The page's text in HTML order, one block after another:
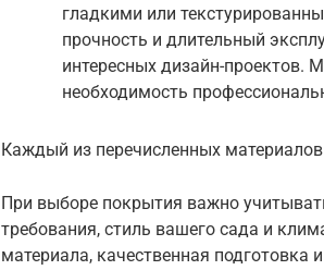
гладкими или
прочность и длительный
интересных дизайн-проектов.
необходимость
Каждый из перечисленных
При выборе покрытия важно
требования, стиль вашего сада и
материала, качественная